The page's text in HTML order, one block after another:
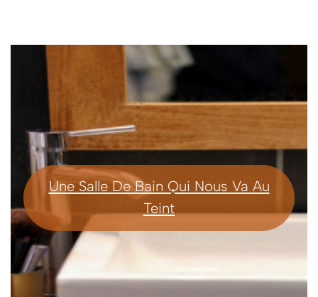
Une Salle De Bain Qui Nous Va Au
Teint